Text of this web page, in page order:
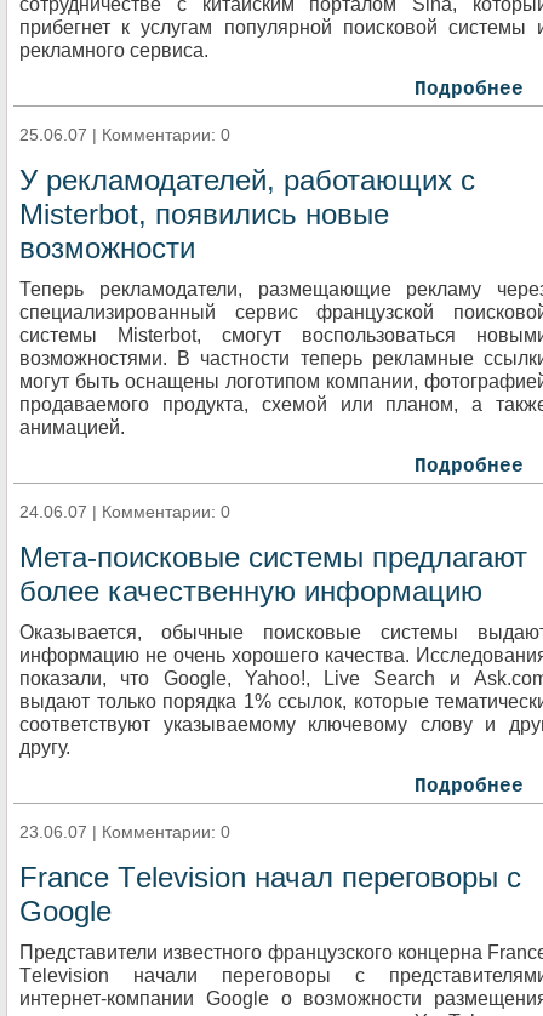
прибегнет к услугам популярной поисковой системы
рекламного сервиса.
Подробнее
25.06.07 | Комментарии: 0
У рекламодателей, работающих с
Misterbot, появились новые
возможности
Теперь рекламодатели, размещающие рекламу
специализированный сервис французской
системы Misterbot, смогут воспользоваться
возможностями. В частности теперь рекламные
могут быть оснащены логотипом компании,
продаваемого продукта, схемой или планом, а
анимацией.
Подробнее
24.06.07 | Комментарии: 0
Мета-поисковые системы предлагают
более качественную информацию
Оказывается, обычные поисковые системы
информацию не очень хорошего качества.
показали, что Google, Yahoo!, Live Search и
выдают только порядка 1% ссылок, которые
соответствуют указываемому ключевому слову и
другу.
Подробнее
23.06.07 | Комментарии: 0
France Tеlеvision начал переговоры с
Google
Представители известного французского концерна
Tеlеvision начали переговоры с
интернет-компании Google о возможности